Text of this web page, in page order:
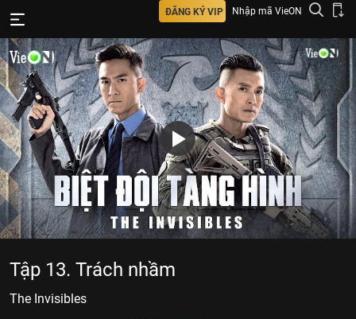
ĐĂNG KÝ VIP Nhập mã VieON
Tập 13. Trách nhầm
The Invisibles